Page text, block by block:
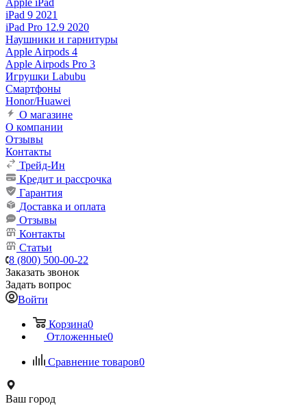
Apple iPad
iPad 9 2021
iPad Pro 12.9 2020
Наушники и гарнитуры
Apple Airpods 4
Apple Airpods Pro 3
Игрушки Labubu
Смартфоны
Honor/Huawei
О магазине
О компании
Отзывы
Контакты
Трейд-Ин
Кредит и рассрочка
Гарантия
Доставка и оплата
Отзывы
Контакты
Статьи
8 (800) 500-00-22
Заказать звонок
Задать вопрос
Войти
Корзина0
Отложенные0
Сравнение товаров0
Ваш город